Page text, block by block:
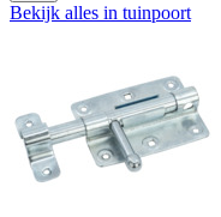
Bekijk alles in tuinpoort